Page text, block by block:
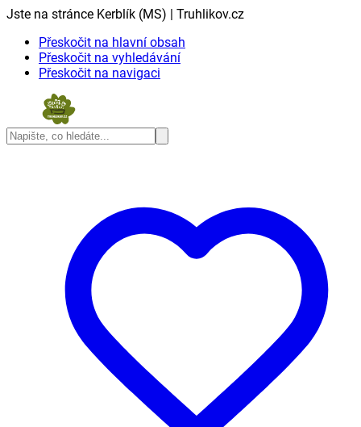
Jste na stránce Kerblík (MS) | Truhlikov.cz
Přeskočit na hlavní obsah
Přeskočit na vyhledávání
Přeskočit na navigaci